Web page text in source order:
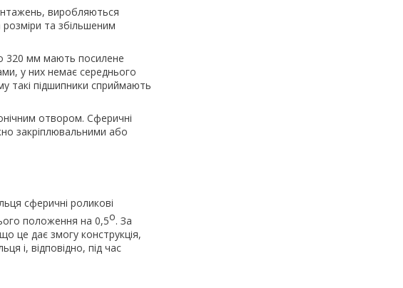
виробляються
розміри та збільшеним
320 мм мають посилене
у них немає середнього
такі підшипники сприймають
отвором. Сферичні
закріплювальними або
сферичні роликові
положення на 0,5о. За
це дає змогу конструкція,
і, відповідно, під час